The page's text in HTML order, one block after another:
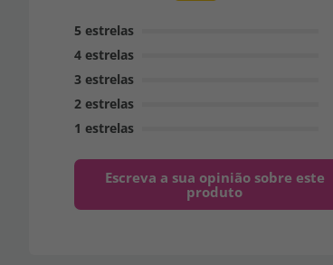
5 estrelas
4 estrelas
3 estrelas
2 estrelas
1 estrelas
Escreva a sua opinião sobre este
produto